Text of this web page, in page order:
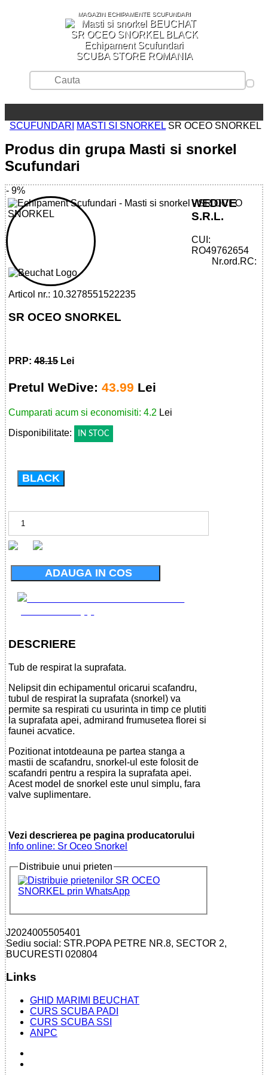
MAGAZIN ECHIPAMENTE SCUFUNDARI
SCUBA STORE ROMANIA
SCUFUNDARI MASTI SI SNORKEL SR OCEO SNORKEL
Produs din grupa Masti si snorkel
Scufundari
- 9%
32785515222 - SR OCEO SNORKEL
Articol nr.: 10.3278551522235
SR OCEO SNORKEL
PRP:48.15Lei
Pretul WeDive:43.99 Lei
Cumparati acum si economisiti: 4.2 Lei
Disponibilitate:
IN STOC
BLACK
ADAUGA IN COS
DESCRIERE
Tub de respirat la suprafata.
Nelipsit din echipamentul oricarui scafandru,
tubul de respirat la suprafata (snorkel) va
permite sa respirati cu usurinta in timp ce plutiti
la suprafata apei, admirand frumusetea florei si
faunei acvatice.
Pozitionat intotdeauna pe partea stanga a
mastii de scafandru, snorkel-ul este folosit de
scafandri pentru a respira la suprafata apei.
Acest model de snorkel este unul simplu, fara
valve suplimentare.
Vezi descrierea pe pagina producatorului
Info online: Sr Oceo Snorkel
Distribuie unui prieten
WEDIVE
S.R.L.
CUI:
RO49762654
Nr.ord.RC:
J2024005505401
Sediu social: STR.POPA PETRE NR.8, SECTOR 2,
BUCURESTI 020804
Links
GHID MARIMI BEUCHAT
CURS SCUBA PADI
CURS SCUBA SSI
ANPC